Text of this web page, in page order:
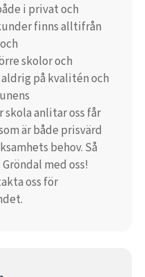
i privat och
finns alltifrån
skolor och
på kvalitén och
anlitar oss får
är både prisvärd
behov. Så
med oss!
oss för